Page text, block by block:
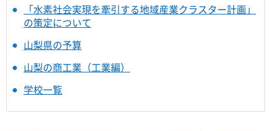
「水素社会実現を牽引する地域産業クラスター計画」
の策定について
山梨県の予算
山梨の商工業（工業編）
学校一覧